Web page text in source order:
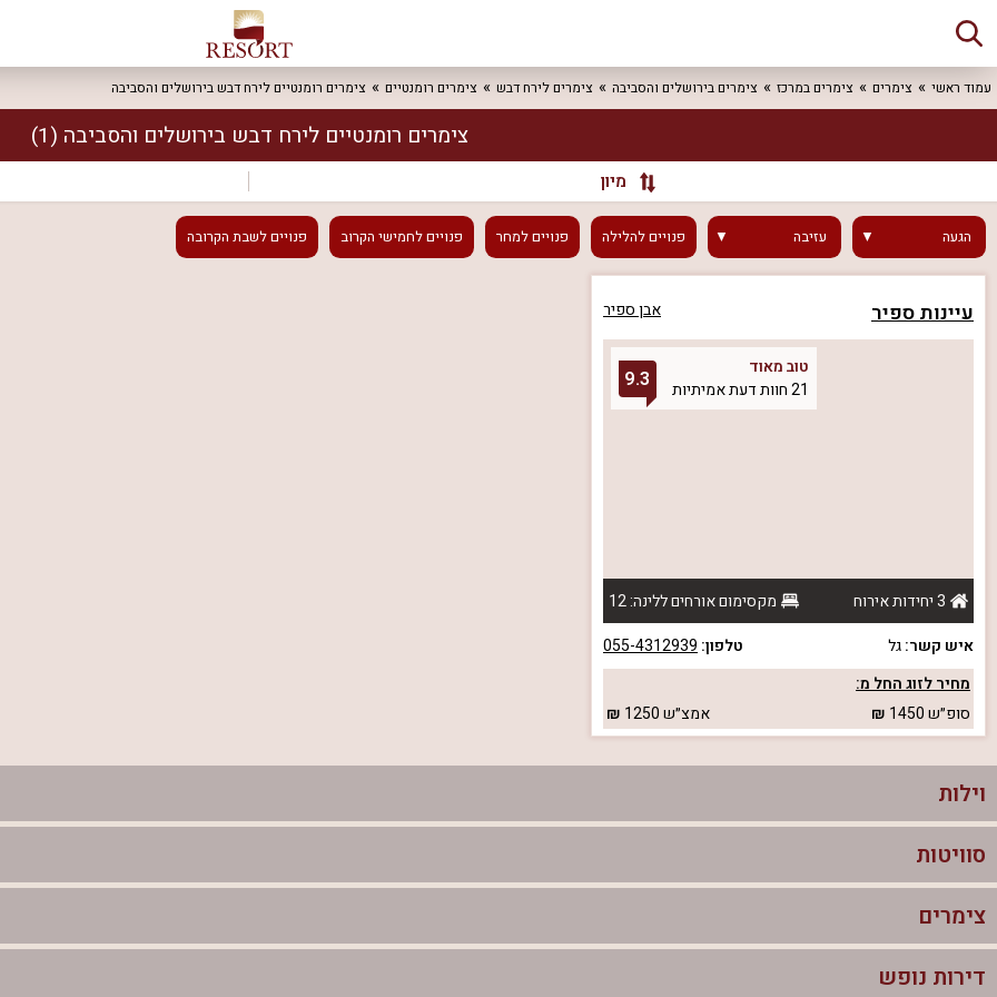
עמוד ראשי צימרים צימרים במרכז צימרים בירושלים והסביבה צימרים לירח דבש צימרים רומנטיים צימרים רומנטיים לירח דבש בירושלים והסביבה
צימרים רומנטיים לירח דבש בירושלים והסביבה (1)
מיון
הגעה עזיבה פנוייםלהלילה פנוייםלמחר פנוייםלחמישי הקרוב פנוייםלשבת הקרובה
עיינות ספיר אבן ספיר
טוב מאוד
21 חוות דעת אמיתיות
9.3
3 יחידות אירוח
מקסימום אורחים ללינה: 12
איש קשר:גל טלפון: 055-4312939
מחיר לזוג החל מ:
סופ״ש1450 אמצ״ש1250
וילות
וילות בצפון
וילות להשכרה
סוויטות
סוויטות בצפון
צימרים לזוגות עם בריכה פרטית
צימרים
צימרים בצפון
דירות נופש